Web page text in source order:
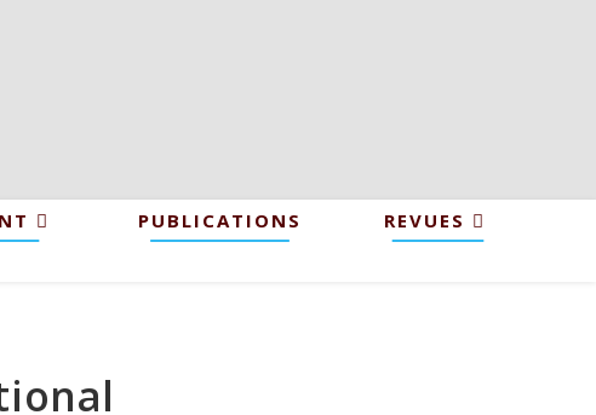
PUBLICATIONS
REVUES